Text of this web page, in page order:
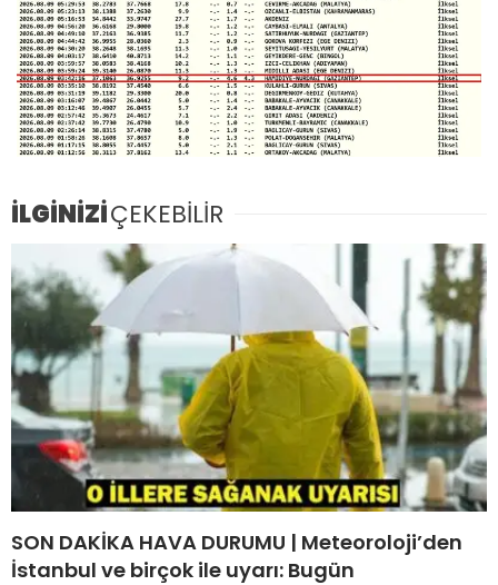
İLGİNİZİÇEKEBİLİR
SON DAKİKA HAVA DURUMU | Meteoroloji’den
İstanbul ve birçok ile uyarı: Bugün